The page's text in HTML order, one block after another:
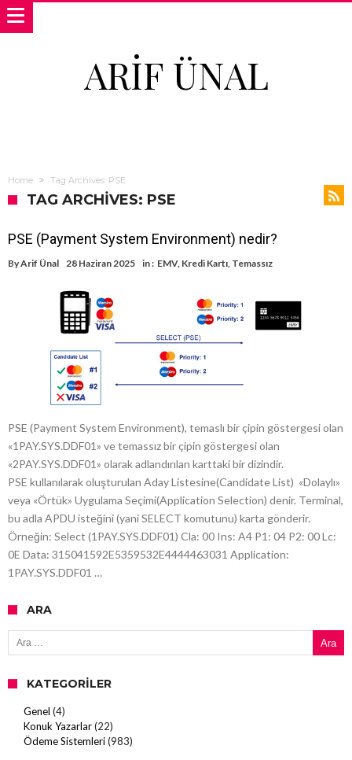
ARIF ÜNAL
Home Tag Archives: PSE
TAG ARCHIVES: PSE
PSE (Payment System Environment) nedir?
ByArif Ünal 28 Haziran 2025 in : EMV, Kredi Kartı, Temassız
PSE (Payment System Environment), temaslı bir çipin göstergesi olan
«1PAY.SYS.DDF01» ve temassız bir çipin göstergesi olan
«2PAY.SYS.DDF01» olarak adlandırılan karttaki bir dizindir.
PSE kullanılarak oluşturulan Aday Listesine(Candidate List) «Dolaylı»
veya «Örtük» Uygulama Seçimi(Application Selection) denir. Terminal,
bu adla APDU isteğini (yani SELECT komutunu) karta gönderir.
Örneğin: Select (1PAY.SYS.DDF01) Cla: 00 Ins: A4 P1: 04 P2: 00 Lc:
0E Data: 315041592E5359532E4444463031 Application:
1PAY.SYS.DDF01 …
ARA
Arama:
KATEGORILER
Genel (4)
Konuk Yazarlar(22)
Ödeme Sistemleri(983)